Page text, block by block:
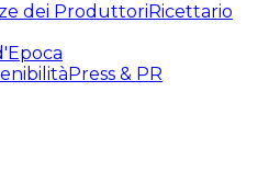
dei ProduttoriRicettario
Press & PR